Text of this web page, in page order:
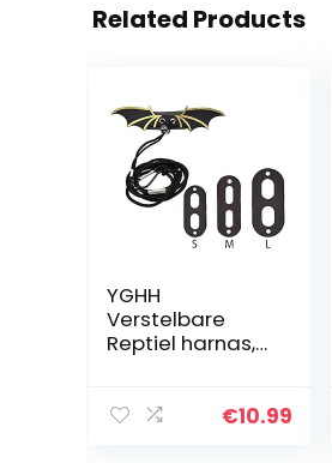
Related Products
YGHH
Verstelbare
Reptiel harnas,
Riem,
€10.99